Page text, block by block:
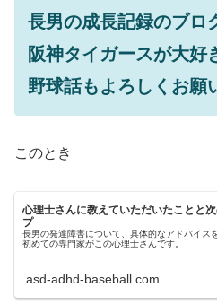
長男の成長記録のブロ
阪神タイガースが大好
野球話もよろしくお願
このとき
心理士さんに教えていただいたことと
プ
長男の発達障害について、具体的なアドバイス
初めての専門家がこの心理士さんです。
asd-adhd-baseball.com